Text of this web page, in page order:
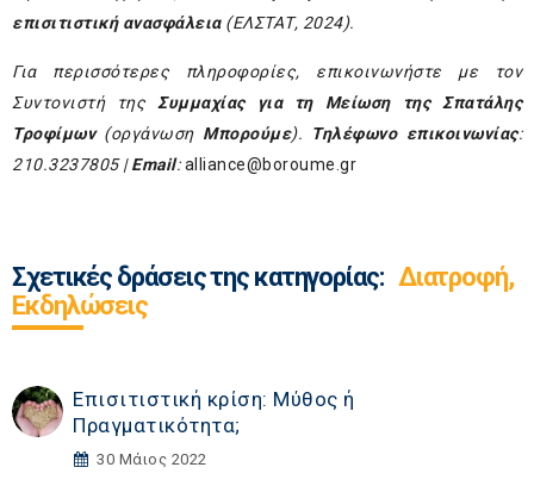
επισιτιστική ανασφάλεια(ΕΛΣΤΑΤ, 2024).
Για περισσότερες πληροφορίες, επικοινωνήστε με τον
Συντονιστή τηςΣυμμαχίας για τη Μείωση της Σπατάλης
Τροφίμων(οργάνωση Μπορούμε). Τηλέφωνο επικοινωνίας:
210.3237805 |Email:alliance@boroume.gr
Σχετικές δράσεις της κατηγορίας: Διατροφή,
Εκδηλώσεις
Επισιτιστική κρίση: Μύθος ή
Πραγματικότητα;
30 Μάιος 2022